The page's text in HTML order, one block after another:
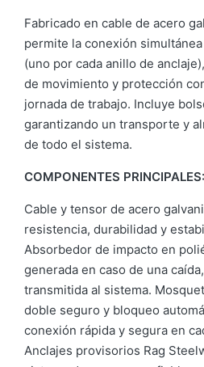
Fabricado en cable de acero
permite la conexión
(uno por cada anillo de
de movimiento y protección
jornada de trabajo. Incluye
garantizando un transporte y
de todo el sistema.
COMPONENTES PRINCIPALES:
Cable y tensor de acero
resistencia, durabilidad y
Absorbedor de impacto en
generada en caso de una
transmitida al sistema.
doble seguro y bloqueo
conexión rápida y segura en
Anclajes provisorios Rag